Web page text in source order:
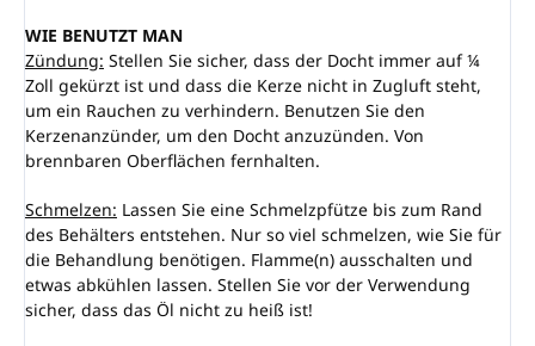
WIE BENUTZT MAN
Zündung: Stellen Sie sicher, dass der Docht immer auf ¼
Zoll gekürzt ist und dass die Kerze nicht in Zugluft steht,
um ein Rauchen zu verhindern. Benutzen Sie den
Kerzenanzünder, um den Docht anzuzünden. Von
brennbaren Oberflächen fernhalten.
Schmelzen: Lassen Sie eine Schmelzpfütze bis zum Rand
des Behälters entstehen. Nur so viel schmelzen, wie Sie für
die Behandlung benötigen. Flamme(n) ausschalten und
etwas abkühlen lassen. Stellen Sie vor der Verwendung
sicher, dass das Öl nicht zu heiß ist!